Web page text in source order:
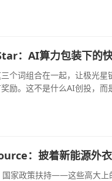
：AI算力包装下的
词组合在一起，让极光星
励。这不是什么AI创投，而
：披着新能源外
国家政策扶持——这些高大